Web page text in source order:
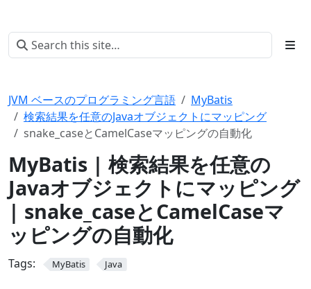
JVM ベースのプログラミング言語
MyBatis
検索結果を任意のJavaオブジェクトにマッピング
snake_caseとCamelCaseマッピングの自動化
MyBatis | 検索結果を任意の
Javaオブジェクトにマッピング
| snake_caseとCamelCaseマ
ッピングの自動化
Tags: MyBatis Java